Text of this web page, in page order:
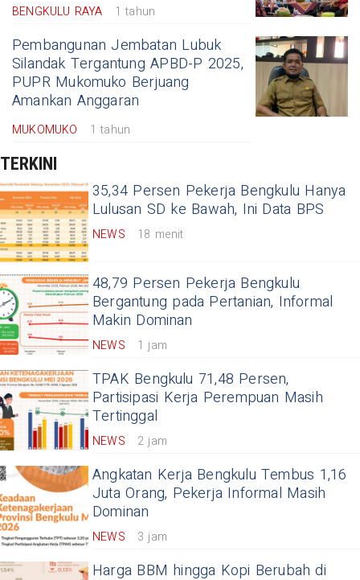
BENGKULU RAYA 1 tahun
Pembangunan Jembatan Lubuk
Silandak Tergantung APBD-P 2025,
PUPR Mukomuko Berjuang
Amankan Anggaran
MUKOMUKO 1 tahun
TERKINI
35,34 Persen Pekerja Bengkulu Hanya
Lulusan SD ke Bawah, Ini Data BPS
NEWS 18 menit
48,79 Persen Pekerja Bengkulu
Bergantung pada Pertanian, Informal
Makin Dominan
NEWS 1 jam
TPAK Bengkulu 71,48 Persen,
Partisipasi Kerja Perempuan Masih
Tertinggal
NEWS 2 jam
Angkatan Kerja Bengkulu Tembus 1,16
Juta Orang, Pekerja Informal Masih
Dominan
NEWS 3 jam
Harga BBM hingga Kopi Berubah di